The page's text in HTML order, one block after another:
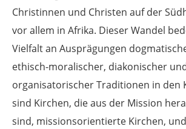
Christinnen und Christen auf der
vor allem in Afrika. Dieser Wandel
Vielfalt an Ausprägungen
ethisch-moralischer, diakonischer
organisatorischer Traditionen in den
sind Kirchen, die aus der Mission
sind, missionsorientierte Kirchen,